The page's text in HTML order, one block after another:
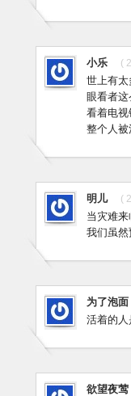
小乐 (
世上有
眼看者
看着电
整个人
明儿 (
当灾难来
我们虽然
为了泡面
活着的人
欲望夜莺